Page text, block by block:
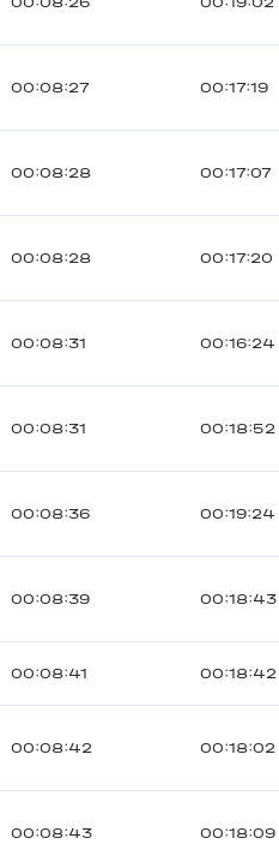
00:08:27 00:17:19
00:08:28 00:17:07
00:08:28 00:17:20
00:08:31 00:16:24
00:08:31 00:18:52
00:08:36 00:19:24
00:08:39 00:18:43
00:08:41 00:18:42
00:08:42 00:18:02
00:08:43 00:18:09